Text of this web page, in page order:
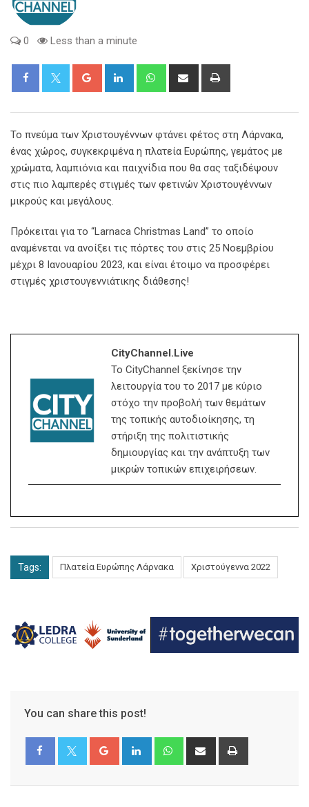
0 Less than a minute
Google+ LinkedIn WhatsappShare
Το πνεύμα των Χριστουγέννων φτάνει φέτος στη Λάρνακα,
ένας χώρος, συγκεκριμένα η πλατεία Ευρώπης, γεμάτος με
χρώματα, λαμπιόνια και παιχνίδια που θα σας ταξιδέψουν
στις πιο λαμπερές στιγμές των φετινών Χριστουγέννων
μικρούς και μεγάλους.
Πρόκειται για το “Larnaca Christmas Land” το οποίο
αναμένεται να ανοίξει τις πόρτες του στις 25 Νοεμβρίου
μέχρι 8 Ιανουαρίου 2023, και είναι έτοιμο να προσφέρει
στιγμές χριστουγεννιάτικης διάθεσης!
CityChannel.live
Το CityChannel ξεκίνησε την
λειτουργία του το 2017 με κύριο
στόχο την προβολή των θεμάτων
της τοπικής αυτοδιοίκησης, τη
στήριξη της πολιτιστικής
δημιουργίας και την ανάπτυξη των
μικρών τοπικών επιχειρήσεων.
Tags: Πλατεία Ευρώπης Λάρνακα Χριστούγεννα 2022
You can share this post!
Google+ LinkedIn WhatsappShare